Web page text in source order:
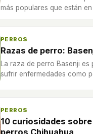
más populares que están
PERROS
Razas de perro:
La raza de perro Basenji es
sufrir enfermedades como
PERROS
10 curiosidades
perros Chihuahua